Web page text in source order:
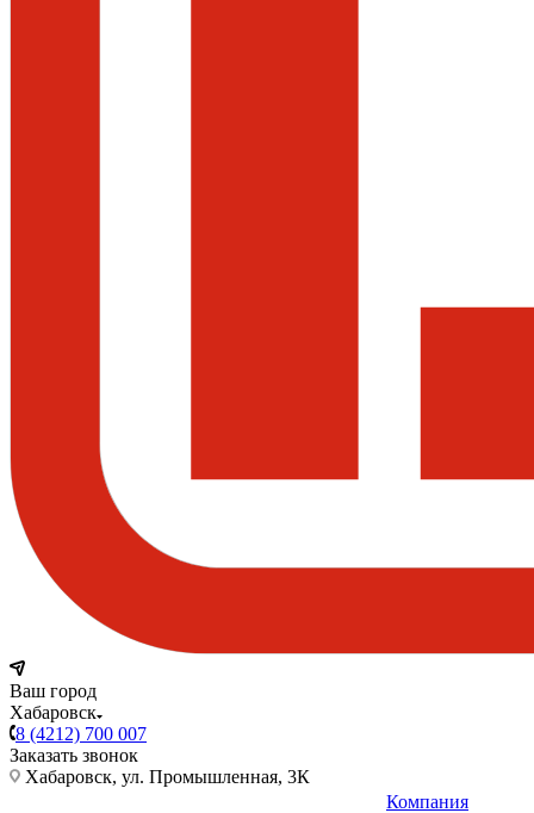
Ваш город
Хабаровск
8 (4212) 700 007
Заказать звонок
Хабаровск, ул. Промышленная, 3К
Компания